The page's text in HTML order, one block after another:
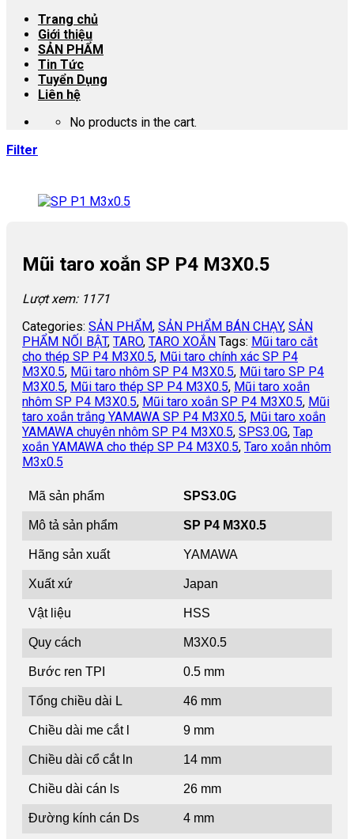
Trang chủ
Giới thiệu
SẢN PHẨM
Tin Tức
Tuyển Dụng
Liên hệ
No products in the cart.
Filter
Mũi taro xoắn SP P4 M3X0.5
Lượt xem: 1171
Categories: SẢN PHẨM, SẢN PHẨM BÁN CHẠY, SẢN
PHẨM NỐI BẬT, TARO, TARO XOẮN Tags: Mũi taro cắt
cho thép SP P4 M3X0.5, Mũi taro chính xác SP P4
M3X0.5, Mũi taro nhôm SP P4 M3X0.5, Mũi taro SP P4
M3X0.5, Mũi taro thép SP P4 M3X0.5, Mũi taro xoắn
nhôm SP P4 M3X0.5, Mũi taro xoắn SP P4 M3X0.5, Mũi
taro xoắn trắng YAMAWA SP P4 M3X0.5, Mũi taro xoắn
YAMAWA chuyên nhôm SP P4 M3X0.5, SPS3.0G, Tap
xoắn YAMAWA cho thép SP P4 M3X0.5, Taro xoắn nhôm
M3x0.5
Mã sản phẩm SPS3.0G
Mô tả sản phẩm SP P4 M3X0.5
Hãng sản xuất YAMAWA
Xuất xứ Japan
Vật liệu HSS
Quy cách M3X0.5
Bước ren TPI 0.5 mm
Tổng chiều dài L 46 mm
Chiều dài me cắt l 9 mm
Chiều dài cổ cắt ln 14 mm
Chiều dài cán ls 26 mm
Đường kính cán Ds 4 mm